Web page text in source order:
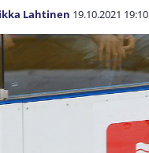
Lahtinen 19.10.2021 19:10